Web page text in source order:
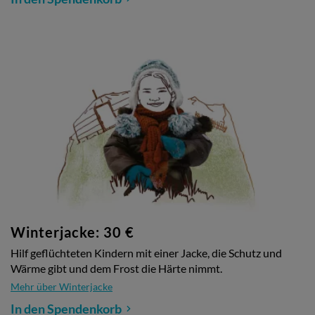
Winterjacke: 30 €
Hilf geflüchteten Kindern mit einer Jacke, die Schutz und
Wärme gibt und dem Frost die Härte nimmt.
Mehr über Winterjacke
In den Spendenkorb